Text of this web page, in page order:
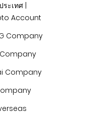
ะเทศ |
Account
Company
Company
Company